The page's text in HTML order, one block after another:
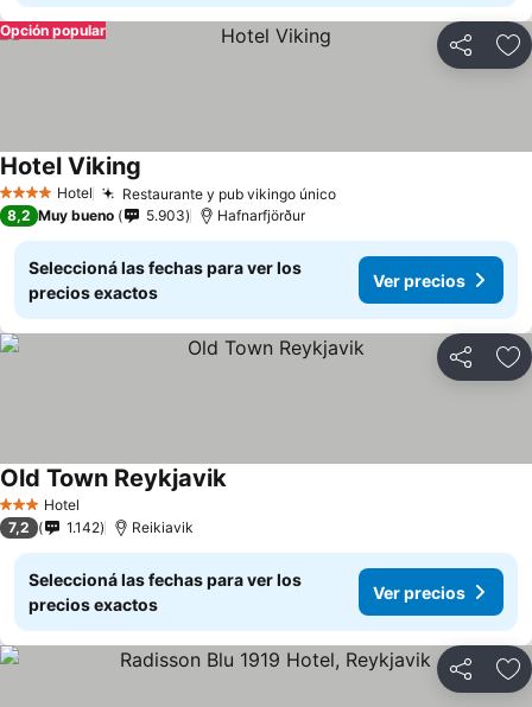
Compartir
Opción popular
4 EstrellasHotel Restaurante y pub vikingo único
Hotel Viking
8,2 Muy bueno 5.903 Hafnarfjörður
Seleccioná las fechas para ver los
precios exactos
Ver precios
Compartir
3 Estrellas
Hotel
Old Town Reykjavik
7,2 1.142 Reikiavik
Seleccioná las fechas para ver los
precios exactos
Ver precios
Compartir